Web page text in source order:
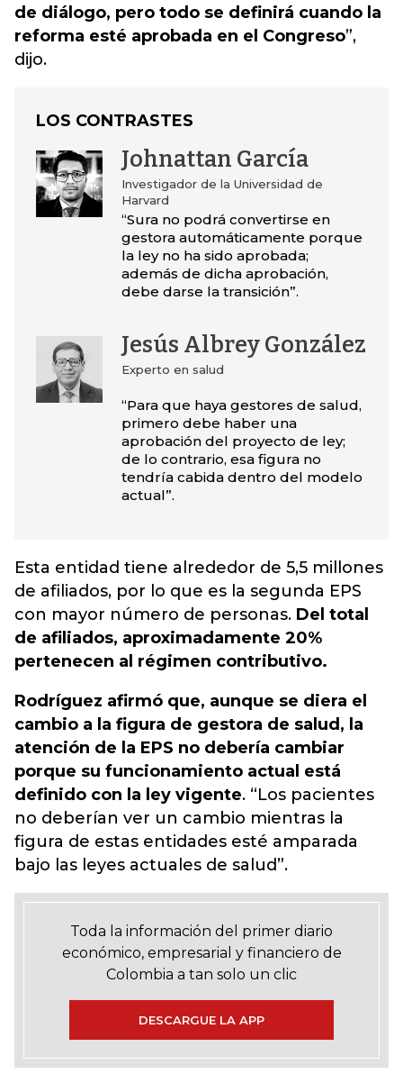
de diálogo, pero todo se definirá cuando la
reforma esté aprobada en el Congreso”,
dijo.
LOS CONTRASTES
Johnattan García
Investigador de la Universidad de
Harvard
“Sura no podrá convertirse en
gestora automáticamente porque
la ley no ha sido aprobada;
además de dicha aprobación,
debe darse la transición”.
Jesús Albrey González
Experto en salud
“Para que haya gestores de salud,
primero debe haber una
aprobación del proyecto de ley;
de lo contrario, esa figura no
tendría cabida dentro del modelo
actual”.
Esta entidad tiene alrededor de 5,5 millones
de afiliados, por lo que es la segunda EPS
con mayor número de personas. Del total
de afiliados, aproximadamente 20%
pertenecen al régimen contributivo.
Rodríguez afirmó que, aunque se diera el
cambio a la figura de gestora de salud, la
atención de la EPS no debería cambiar
porque su funcionamiento actual está
definido con la ley vigente. “Los pacientes
no deberían ver un cambio mientras la
figura de estas entidades esté amparada
bajo las leyes actuales de salud”.
Toda la información del primer diario
económico, empresarial y financiero de
Colombia a tan solo un clic
DESCARGUE LA APP